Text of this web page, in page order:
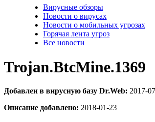
Вирусные обзоры
Новости о вирусах
Новости о мобильных угрозах
Горячая лента угроз
Все новости
Trojan.BtcMine.1369
Добавлен в вирусную базу Dr.Web: 2017-
Описание добавлено: 2018-01-23